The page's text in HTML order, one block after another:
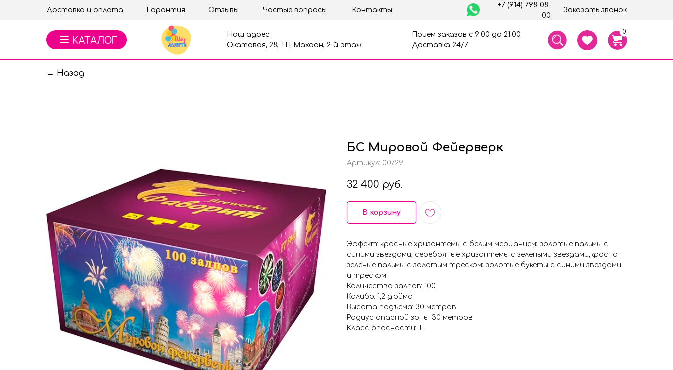
Заказать звонок
+7 (914) 798-08-
00
Доставка и оплата Гарантия Отзывы Частые вопросы Контакты
Прием заказов с 9:00 до 21:00
Доставка 24/7
Наш адрес:
Окатовая, 28, ТЦ Махаон, 2-й этаж
0
← Назад
БС Мировой Фейерверк
Артикул: 00729
32 400 руб.
В корзину
Эффект: красные хризантемы с белым мерцанием; золотые пальмы с
синими звездами; серебряные хризантемы с зелеными звездами;красно-
зеленые пальмы с золотым треском; золотые букеты с синими звездами
и треском
Количество залпов: 100
Калибр: 1,2 дюйма
Высота подъёма: 30 метров
Радиус опасной зоны: 30 метров
Класс опасности: III